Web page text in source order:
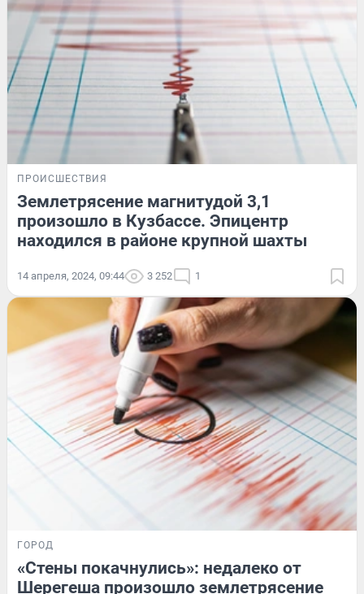
ПРОИСШЕСТВИЯ
Землетрясение магнитудой 3,1
произошло в Кузбассе. Эпицентр
находился в районе крупной шахты
14 апреля, 2024, 09:44 3 252 1
ГОРОД
«Стены покачнулись»: недалеко от
Шерегеша произошло землетрясение